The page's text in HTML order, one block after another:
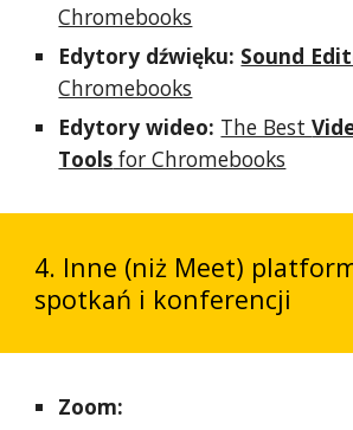
Chromebooks
Edytory dźwięku: Sound
Chromebooks
Edytory wideo: The Best
Tools for Chromebooks
4. Inne (niż Meet)
spotkań i konferencji
Zoom: